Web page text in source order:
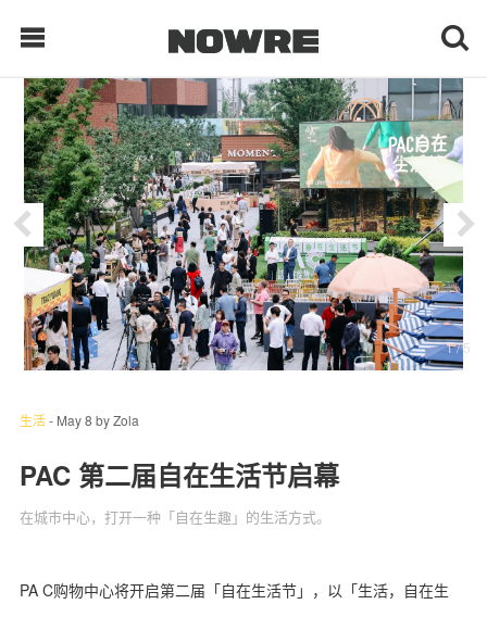
每日鲜榨
现客视点
每日栏目
时 尚
球 鞋
科 技
关于我们 联系我们
1/ 5
生活- May 8 byZola
PAC 第二届自在生活节启幕
在城市中心，打开一种「自在生趣」的生活方式。
PA C购物中心将开启第二届「自在生活节」，以「生活，自在生